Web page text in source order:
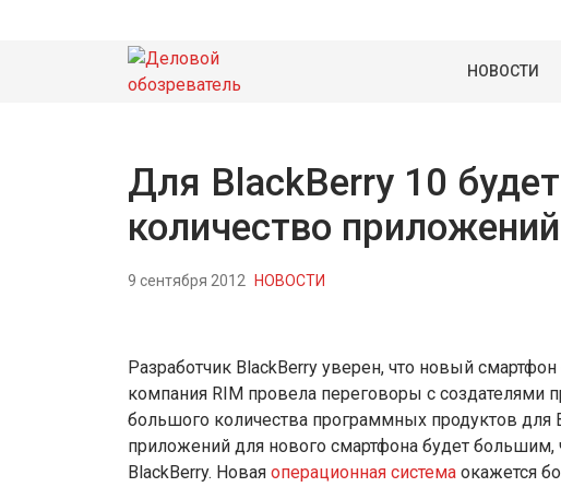
НОВОСТИ
Для BlackBerry 10
количество приложений
9 сентября 2012 НОВОСТИ
Разработчик BlackBerry уверен, что новый
компания RIM провела переговоры с создателями
большого количества программных продуктов для
приложений для нового смартфона будет
BlackBerry. Новая операционная система окажется